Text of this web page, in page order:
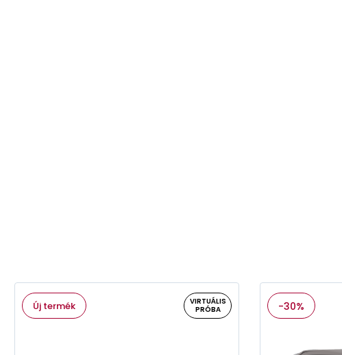
Új termék
VIRTUÁLIS
PRÓBA
-30%